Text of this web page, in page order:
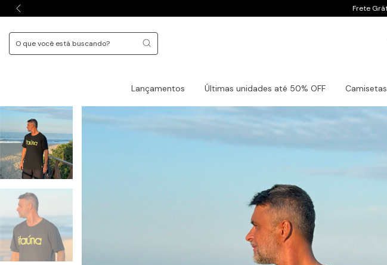
Frete
Lançamentos Últimas unidades até 50% OFF Camisetas